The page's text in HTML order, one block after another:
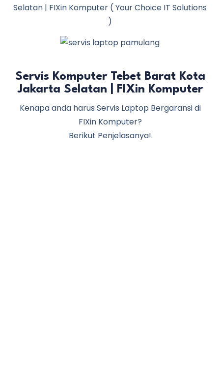
Selatan | FIXin Komputer ( Your Choice IT Solutions
)
Servis Komputer Tebet Barat Kota
Jakarta Selatan | FIXin Komputer
Kenapa anda harus Servis Laptop Bergaransi di
FIXin Komputer?
Berikut Penjelasanya!